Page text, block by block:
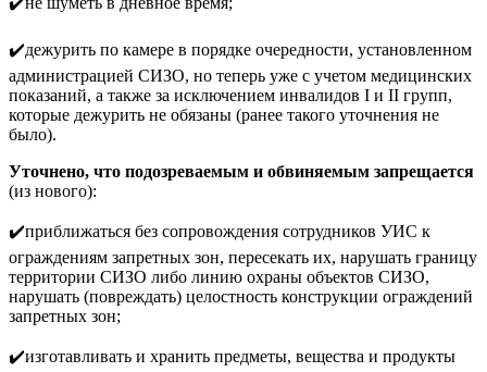
✔️дежурить по камере в порядке очередности, установленном
администрацией СИЗО, но теперь уже с учетом медицинских
показаний, а также за исключением инвалидов I и II групп,
которые дежурить не обязаны (ранее такого уточнения не
было).
Уточнено, что подозреваемым и обвиняемым запрещается
(из нового):
✔️приближаться без сопровождения сотрудников УИС к
ограждениям запретных зон, пересекать их, нарушать границу
территории СИЗО либо линию охраны объектов СИЗО,
нарушать (повреждать) целостность конструкции ограждений
запретных зон;
✔️изготавливать и хранить предметы, вещества и продукты